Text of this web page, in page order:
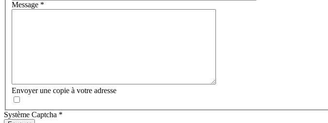
Message *
Envoyer une copie à votre adresse
Système Captcha *